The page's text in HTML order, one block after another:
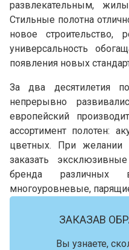
развлекательным,
Стильные полотна
новое строительство,
универсальность
появления новых
За два десятилетия
непрерывно
европейский
ассортимент полотен:
цветных. При
заказать
бренда различных
многоуровневые,
ЗАКАЗАВ
Вы узнаете,